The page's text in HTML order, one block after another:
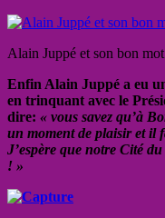
Alain Juppé et son bon
Enfin Alain Juppé a eu
en trinquant avec le
dire: « vous savez qu’à
un moment de plaisir et il
J’espère que notre Cité
! »